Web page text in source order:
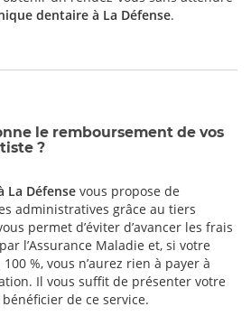
dentaire à La Défense.
le remboursement de vos
?
La Défense vous propose de
administratives grâce au tiers
permet d’éviter d’avancer les frais
l’Assurance Maladie et, si votre
%, vous n’aurez rien à payer à
Il vous suffit de présenter votre
de ce service.